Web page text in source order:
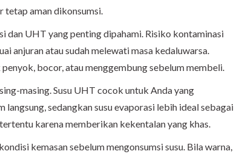
tetap aman dikonsumsi.
dan UHT yang penting dipahami. Risiko kontaminasi
anjuran atau sudah melewati masa kedaluwarsa.
bocor, atau menggembung sebelum membeli.
masing. Susu UHT cocok untuk Anda yang
sedangkan susu evaporasi lebih ideal sebagai
karena memberikan kekentalan yang khas.
kemasan sebelum mengonsumsi susu. Bila warna,